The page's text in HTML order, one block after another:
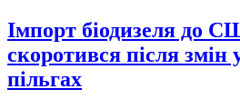
Імпорт біодизеля до
скоротився після змін
пільгах